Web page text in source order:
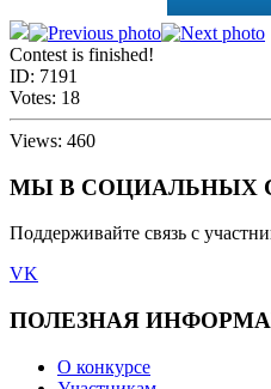
Contest is finished!
ID: 7191
Votes: 18
Views: 460
МЫ В СОЦИАЛЬНЫХ
Поддерживайте связь с
VK
ПОЛЕЗНАЯ
О конкурсе